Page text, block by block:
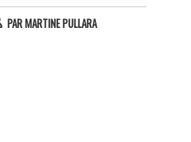
PARMARTINE PULLARA